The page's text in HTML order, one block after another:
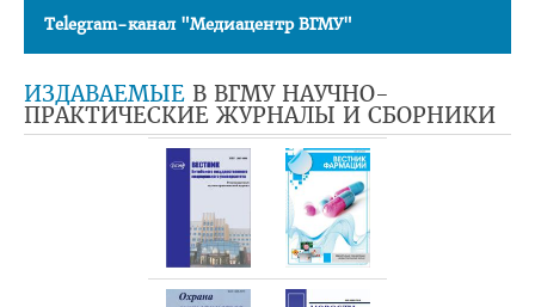
Правила пребывания иностранных граждан на территории
НАУКА
Telegram-канал "Медиацентр ВГМУ"
ИЗДАВАЕМЫЕ В ВГМУ НАУЧНО-
ПРАКТИЧЕСКИЕ ЖУРНАЛЫ И СБОРНИКИ